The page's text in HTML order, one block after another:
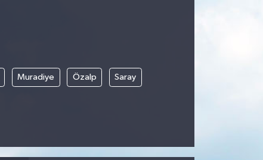
Muradiye Özalp Saray